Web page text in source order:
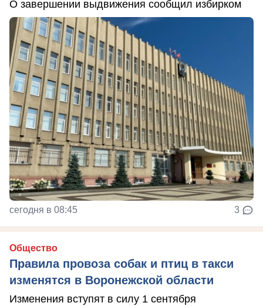
О завершении выдвижения сообщил избирком
сегодня в 08:45 3
Общество
Правила провоза собак и птиц в такси
изменятся в Воронежской области
Изменения вступят в силу 1 сентября